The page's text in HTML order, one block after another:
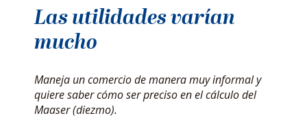
Las utilidades varían
mucho
Maneja un comercio de manera muy informal y
quiere saber cómo ser preciso en el cálculo del
Maaser (diezmo).